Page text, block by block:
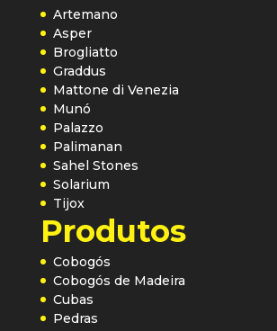
Artemano
Asper
Brogliatto
Graddus
Mattone di Venezia
Munó
Palazzo
Palimanan
Sahel Stones
Solarium
Tijox
Produtos
Cobogós
Cobogós de Madeira
Cubas
Pedras